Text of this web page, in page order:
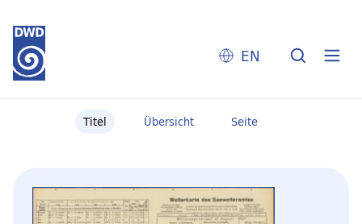
EN
Titel Übersicht Seite